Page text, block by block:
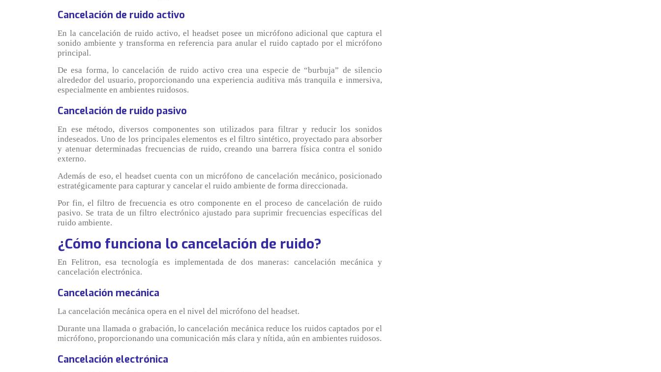
Cancelación de ruido activo
En la cancelación de ruido activo, el headset posee un micrófono adicional que captura el
sonido ambiente y transforma en referencia para anular el ruido captado por el micrófono
principal.
De esa forma, lo cancelación de ruido activo crea una especie de “burbuja” de silencio
alrededor del usuario, proporcionando una experiencia auditiva más tranquila e inmersiva,
especialmente en ambientes ruidosos.
Cancelación de ruido pasivo
En ese método, diversos componentes son utilizados para filtrar y reducir los sonidos
indeseados. Uno de los principales elementos es el filtro sintético, proyectado para absorber
y atenuar determinadas frecuencias de ruido, creando una barrera física contra el sonido
externo.
Además de eso, el headset cuenta con un micrófono de cancelación mecánico, posicionado
estratégicamente para capturar y cancelar el ruido ambiente de forma direccionada.
Por fin, el filtro de frecuencia es otro componente en el proceso de cancelación de ruido
pasivo. Se trata de un filtro electrónico ajustado para suprimir frecuencias específicas del
ruido ambiente.
¿Cómo funciona lo cancelación de ruido?
En Felitron, esa tecnología es implementada de dos maneras: cancelación mecánica y
cancelación electrónica.
Cancelación mecánica
La cancelación mecánica opera en el nivel del micrófono del headset.
Durante una llamada o grabación, lo cancelación mecánica reduce los ruidos captados por el
micrófono, proporcionando una comunicación más clara y nítida, aún en ambientes ruidosos.
Cancelación electrónica